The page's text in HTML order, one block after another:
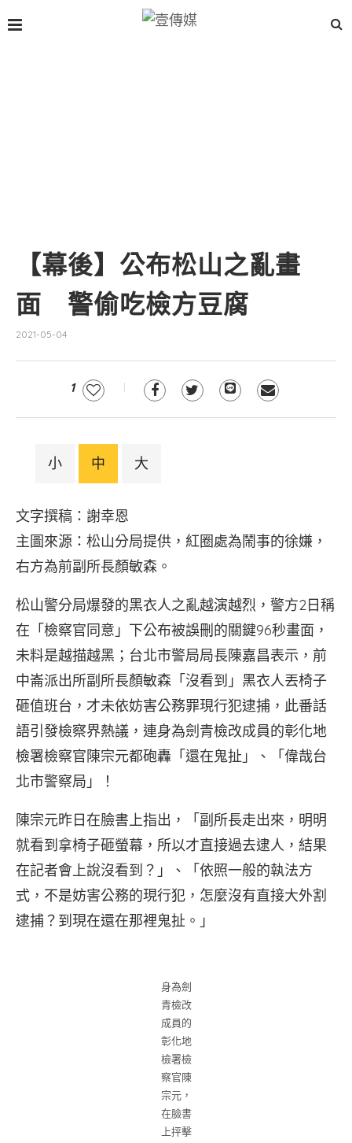
【幕後】公布松山之亂畫
面 警偷吃檢方豆腐
2021-05-04
1
小 中 大
文字撰稿：謝幸恩
主圖來源：松山分局提供，紅圈處為鬧事的徐嫌，
右方為前副所長顏敏森。
松山警分局爆發的黑衣人之亂越演越烈，警方2日稱
在「檢察官同意」下公布被誤刪的關鍵96秒畫面，
未料是越描越黑；台北市警局局長陳嘉昌表示，前
中崙派出所副所長顏敏森「沒看到」黑衣人丟椅子
砸值班台，才未依妨害公務罪現行犯逮捕，此番話
語引發檢察界熱議，連身為劍青檢改成員的彰化地
檢署檢察官陳宗元都砲轟「還在鬼扯」、「偉哉台
北市警察局」！
陳宗元昨日在臉書上指出，「副所長走出來，明明
就看到拿椅子砸螢幕，所以才直接過去逮人，結果
在記者會上說沒看到？」、「依照一般的執法方
式，不是妨害公務的現行犯，怎麼沒有直接大外割
逮捕？到現在還在那裡鬼扯。」
身為劍
青檢改
成員的
彰化地
檢署檢
察官陳
宗元，
在臉書
上抨擊